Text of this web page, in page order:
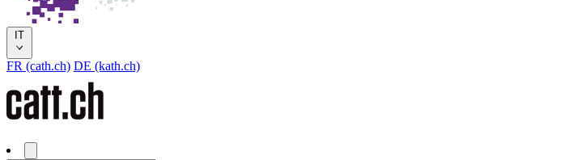
IT
FR (cath.ch) DE (kath.ch)